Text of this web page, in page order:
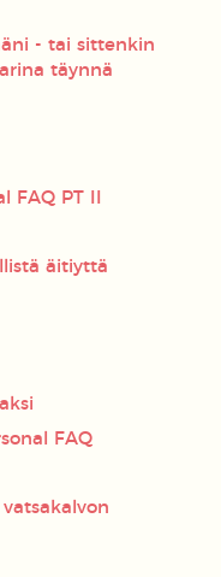
- tai sittenkin
täynnä
FAQ PT II
äitiyttä
FAQ